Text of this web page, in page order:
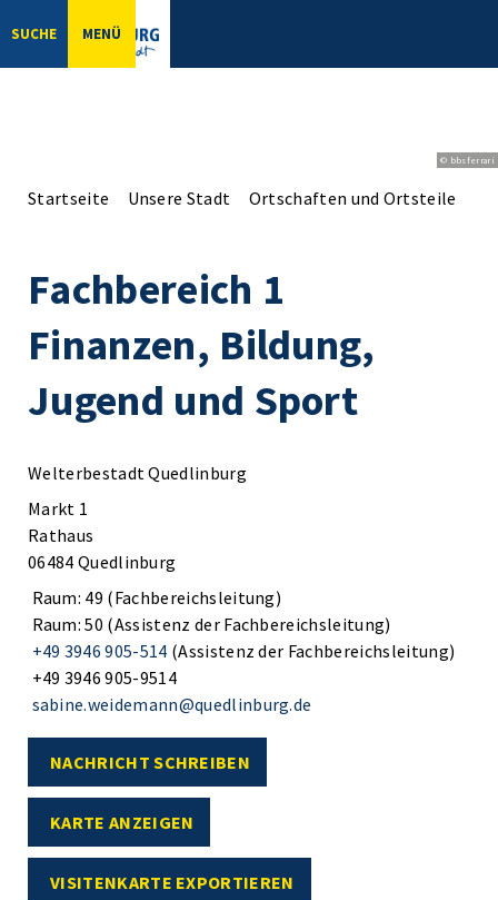
SUCHE MENÜ
© bbsferrari
Startseite Unsere Stadt Ortschaften und Ortsteile
Fachbereich 1
Finanzen, Bildung,
Jugend und Sport
Welterbestadt Quedlinburg
Markt 1
Rathaus
06484 Quedlinburg
Raum: 49 (Fachbereichsleitung)
Raum: 50 (Assistenz der Fachbereichsleitung)
+49 3946 905-514 (Assistenz der Fachbereichsleitung)
+49 3946 905-9514
sabine.weidemann@quedlinburg.de
NACHRICHT SCHREIBEN
KARTE ANZEIGEN
VISITENKARTE EXPORTIEREN